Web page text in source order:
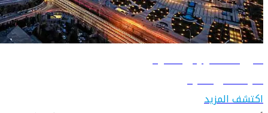
دليل السفر إلى أنقرة
تعرّف على أنقرة
اكتشف المزيد